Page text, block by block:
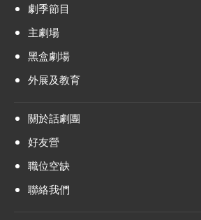
劇季節目
主劇場
黑盒劇場
外展及教育
關於話劇團
好友營
職位空缺
聯絡我們